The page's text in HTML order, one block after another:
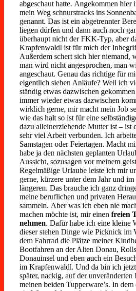
abgeschaut hatte. Angekommen hier
mein Weg schnurstracks ins
genannt. Das ist ein abgetrennter
liegen dürfen und dann auch noch
überhaupt nicht der FKK-Typ, aber
Krapfenwaldl ist für mich der
Außerdem schert sich hier niemand,
man wird nicht angesprochen, man
angeschaut. Genau das richtige für
eigentlich sieben Anläufe? Weil ich
ständig etwas dazwischen
immer wieder etwas dazwischen
wirklich gerne, mir macht mein Job
wie das halt so ist für eine
dazu alleinerziehende Mutter ist – ist
sehr viel Arbeit verbunden. Ich
Samstagen oder Feiertagen. Macht
habe ja den nächsten geplanten
Aussicht, sozusagen vor meinem
Regelmäßige Urlaube leiste ich mir
gerne, kürzere unter dem Jahr und
längeren. Das brauche ich ganz
meine beruflichen und privaten
sammeln. Aber was ich eben nie
machen möchte ist, mir einen freien
nehmen. Dafür habe ich eine kleine
dieser stehen Dinge wie Picknick im
dem Fahrrad die Plätze meiner
Bootfahren an der Alten Donau,
Donauinsel und eben auch ein
im Krapfenwaldl. Und da bin ich
später, nackig, auf der
meinen beiden Tupperware’s. In